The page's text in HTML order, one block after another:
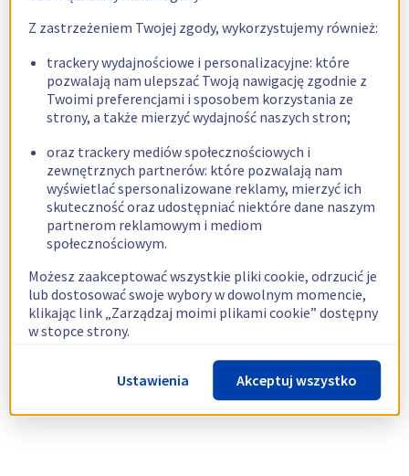
Z zastrzeżeniem Twojej zgody, wykorzystujemy również:
trackery wydajnościowe i personalizacyjne: które
pozwalają nam ulepszać Twoją nawigację zgodnie z
Twoimi preferencjami i sposobem korzystania ze
strony, a także mierzyć wydajność naszych stron;
oraz trackery mediów społecznościowych i
zewnętrznych partnerów: które pozwalają nam
wyświetlać spersonalizowane reklamy, mierzyć ich
skuteczność oraz udostępniać niektóre dane naszym
partnerom reklamowym i mediom
społecznościowym.
Możesz zaakceptować wszystkie pliki cookie, odrzucić je
lub dostosować swoje wybory w dowolnym momencie,
klikając link „Zarządzaj moimi plikami cookie” dostępny
w stopce strony.
Więcej informacji znajdziesz w naszejpolityce
dotyczącej wykorzystywania plików cookie.
Ustawienia Akceptuj wszystko